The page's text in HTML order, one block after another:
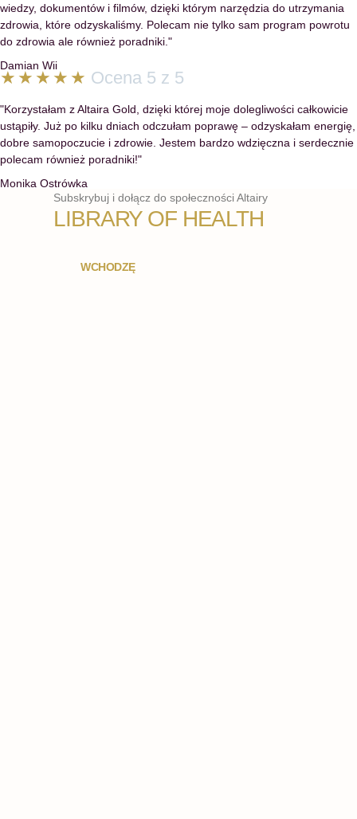
wiedzy, dokumentów i filmów, dzięki którym narzędzia do utrzymania
zdrowia, które odzyskaliśmy. Polecam nie tylko sam program powrotu
do zdrowia ale również poradniki."
Damian Wii
★ ★ ★ ★ ★ Ocena 5 z 5
"Korzystałam z Altaira Gold, dzięki której moje dolegliwości całkowicie
ustąpiły. Już po kilku dniach odczułam poprawę – odzyskałam energię,
dobre samopoczucie i zdrowie. Jestem bardzo wdzięczna i serdecznie
polecam również poradniki!"
Monika Ostrówka
Subskrybuj i dołącz do społeczności Altairy
LIBRARY OF HEALTH
WCHODZĘ